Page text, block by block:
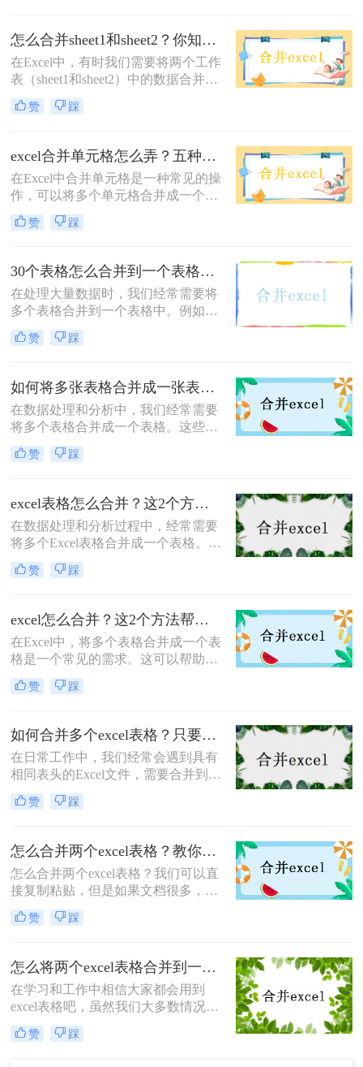
同Excel表格，让您的工作更加便捷高
效
怎么合并sheet1和sheet2？你知道几个?！
在Excel中，有时我们需要将两个工作
表（sheet1和sheet2）中的数据合并到
一个新的工作表中。这可能是为了整
理数据、创建报告或进行数据分析。
将介绍三种方法来合并两个工作表，
帮助您轻松完成合并操作。
赞 踩
excel合并单元格怎么弄？五种方法随你选！
在Excel中合并单元格是一种常见的操
作，可以将多个单元格合并成一个单
元格。合并单元格可以用于简化表格
布局，提高可读性，或者在某些情况
面将介绍excel合并单元格怎么弄的几
种方法。
赞 踩
30个表格怎么合并到一个表格？试试这二种合并方法！
在处理大量数据时，我们经常需要将
多个表格合并到一个表格中。例如，
你可能手头有30个表格，每个表格都
包含相似的数据结构，现在你想将它
表格怎么合并到一个表格呢？下面将
介绍两种方法来实现这一目标。
赞 踩
如何将多张表格合并成一张表格？可以试试这2种方法！
​在数据处理和分析中，我们经常需要
将多个表格合并成一个表格。这些表
格可能来自不同的数据源、文件或数
据库。那么如何将多张表格合并成一
用的方法，帮助您将多张表格合并成
一张表格。
赞 踩
excel表格怎么合并？这2个方法很简单！
在数据处理和分析过程中，经常需要
将多个Excel表格合并成一个表格。合
并表格不仅可以方便地管理和对比数
据，还可以提高工作效率。本文将介
松完成这项任务。
赞 踩
excel怎么合并？这2个方法帮你搞定！
在Excel中，将多个表格合并成一个表
格是一个常见的需求。这可以帮助我
们更方便地管理和分析数据，提高工
作效率。下面介绍excel怎么合并的方
赞 踩
如何合并多个excel表格？只要学会这几个方法！
在日常工作中，我们经常会遇到具有
相同表头的Excel文件，需要合并到相
同的工作表中进行分析。当文件较多
时，手动合并表通常是一件非常麻烦
的VBA经常卡住。今天我将分享如何
合并多个excel表格方法，让大家可以
快速高效的合并excel。
赞 踩
怎么合并两个excel表格？教你二招轻松搞定！
怎么合并两个excel表格？我们可以直
接复制粘贴，但是如果文档很多，复
制粘贴也解决不了的时候，那么不妨
试一下合并excel表格，那么问题来
讲解一下，看看要怎么解决吧。
赞 踩
怎么将两个excel表格合并到一起？教你一分钟搞定excel多工作表合并
在学习和工作中相信大家都会用到
excel表格吧，虽然我们大多数情况是
编辑excel的，但是也有需要将excel文
件合并的时候，比如说将两个或多个
赞 踩